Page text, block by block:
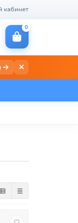
кабинет
0